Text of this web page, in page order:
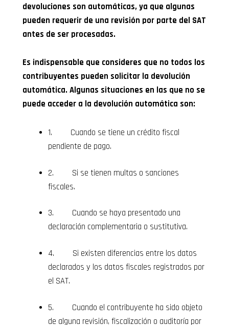
devoluciones son automáticas, ya que algunas
pueden requerir de una revisión por parte del SAT
antes de ser procesadas.
Es indispensable que consideres que no todos los
contribuyentes pueden solicitar la devolución
automática. Algunas situaciones en las que no se
puede acceder a la devolución automática son:
1. Cuando se tiene un crédito fiscal
pendiente de pago.
2. Si se tienen multas o sanciones
fiscales.
3. Cuando se haya presentado una
declaración complementaria o sustitutiva.
4. Si existen diferencias entre los datos
declarados y los datos fiscales registrados por
el SAT.
5. Cuando el contribuyente ha sido objeto
de alguna revisión, fiscalización o auditoría por